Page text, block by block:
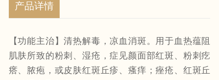
产品详情
【功能主治】清热解毒，凉血消斑。用于血热蕴阻
肌肤所致的粉刺、湿疮，症见颜面部红斑、粉刺疙
瘩、脓疱，或皮肤红斑丘疹、瘙痒；痤疮、红斑丘